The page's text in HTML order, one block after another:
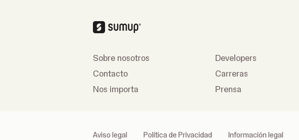
Sobre nosotros
Contacto
Nos importa
Developers
Carreras
Prensa
Aviso legal Política de Privacidad Información legal